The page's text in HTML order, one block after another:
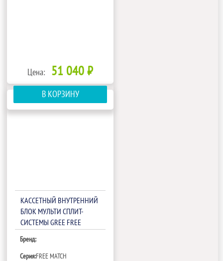
Цена: 51 040 ₽
В КОРЗИНУ
КАССЕТНЫЙ ВНУТРЕННИЙ
БЛОК МУЛЬТИ СПЛИТ-
СИСТЕМЫ GREE FREE
K6DNA5A/I
Бренд:
Серия:FREE MATCH